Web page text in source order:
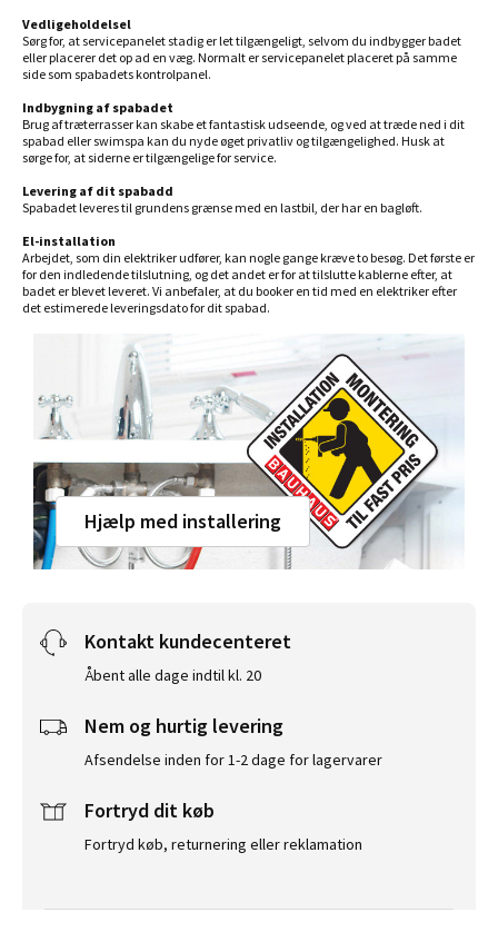
Vedligeholdelsel
Sørg for, at servicepanelet stadig er let tilgængeligt, selvom du indbygger badet
eller placerer det op ad en væg. Normalt er servicepanelet placeret på samme
side som spabadets kontrolpanel.
Indbygning af spabadet
Brug af træterrasser kan skabe et fantastisk udseende, og ved at træde ned i dit
spabad eller swimspa kan du nyde øget privatliv og tilgængelighed. Husk at
sørge for, at siderne er tilgængelige for service.
Levering af dit spabadd
Spabadet leveres til grundens grænse med en lastbil, der har en bagløft.
El-installation
Arbejdet, som din elektriker udfører, kan nogle gange kræve to besøg. Det første er
for den indledende tilslutning, og det andet er for at tilslutte kablerne efter, at
badet er blevet leveret. Vi anbefaler, at du booker en tid med en elektriker efter
det estimerede leveringsdato for dit spabad.
Hjælp med installering
Kontakt kundecenteret
Åbent alle dage indtil kl. 20
Nem og hurtig levering
Afsendelse inden for 1-2 dage for lagervarer
Fortryd dit køb
Fortryd køb, returnering eller reklamation